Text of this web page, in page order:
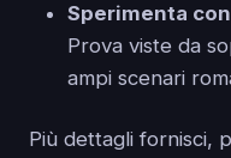
Sperimenta
Prova viste da
ampi scenari
Più dettagli fornisci,